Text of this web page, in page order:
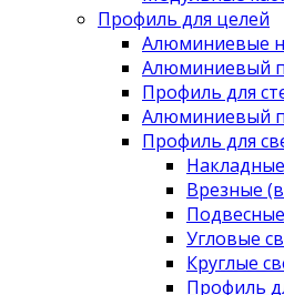
Профиль для целей
Алюминиевые
Алюминиевый
Профиль для
Алюминиевый
Профиль для
Врезные
Угловые
Круглые
Профиль